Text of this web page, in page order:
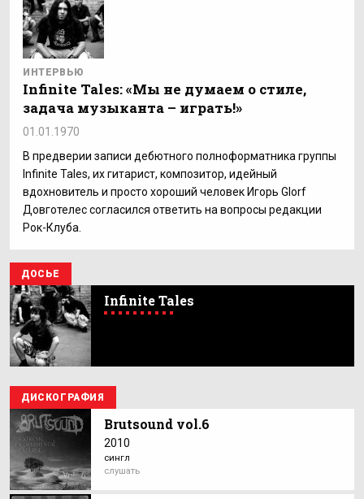
ИНТЕРВЬЮ
Infinite Tales: «Мы не думаем о стиле,
задача музыканта – играть!»
01.01.1970
В предверии записи дебютного полноформатника группы
Infinite Tales, их гитарист, композитор, идейный
вдохновитель и просто хороший человек Игорь Glorf
Довготелес согласился ответить на вопросы редакции
Рок-Клуба.
ДОСЬЕ
Infinite Tales
ДИСКОГРАФИЯ
Brutsound vol.6
2010
сингл
слушать